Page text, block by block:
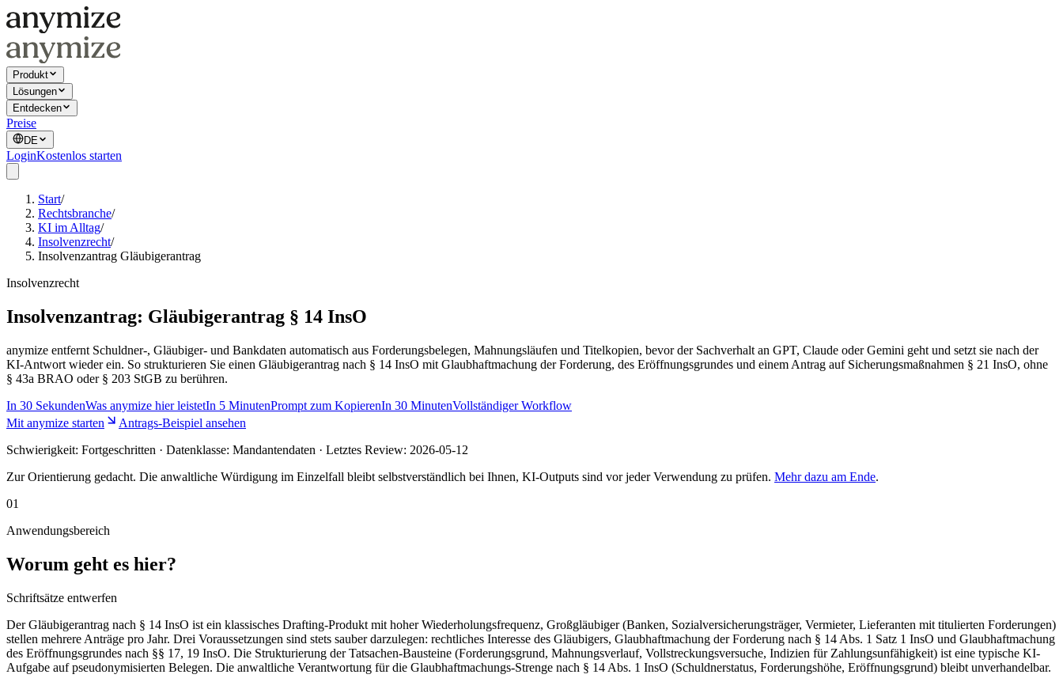
Produkt
Lösungen
Entdecken
Preise
DE
LoginKostenlos starten
Start/
Rechtsbranche/
KI im Alltag/
Insolvenzrecht/
Insolvenzantrag Gläubigerantrag
Insolvenzrecht
Insolvenzantrag: Gläubigerantrag § 14 InsO
anymize entfernt Schuldner-, Gläubiger- und Bankdaten automatisch aus Forderungsbelegen, Mahnungsläufen und Titelkopien, bevor der Sachverhalt an GPT, Claude oder Gemini geht und setzt sie nach der
KI-Antwort wieder ein. So strukturieren Sie einen Gläubigerantrag nach § 14 InsO mit Glaubhaftmachung der Forderung, des Eröffnungsgrundes und einem Antrag auf Sicherungsmaßnahmen § 21 InsO, ohne
§ 43a BRAO oder § 203 StGB zu berühren.
In 30 SekundenWas anymize hier leistetIn 5 MinutenPrompt zum KopierenIn 30 MinutenVollständiger Workflow
Mit anymize starten
Antrags-Beispiel ansehen
Schwierigkeit: Fortgeschritten · Datenklasse: Mandantendaten · Letztes Review: 2026-05-12
Zur Orientierung gedacht. Die anwaltliche Würdigung im Einzelfall bleibt selbstverständlich bei Ihnen, KI-Outputs sind vor jeder Verwendung zu prüfen. Mehr dazu am Ende.
01
Anwendungsbereich
Worum geht es hier?
Schriftsätze entwerfen
Der Gläubigerantrag nach § 14 InsO ist ein klassisches Drafting-Produkt mit hoher Wiederholungsfrequenz, Großgläubiger (Banken, Sozialversicherungsträger, Vermieter, Lieferanten mit titulierten Forderungen)
stellen mehrere Anträge pro Jahr. Drei Voraussetzungen sind stets sauber darzulegen: rechtliches Interesse des Gläubigers, Glaubhaftmachung der Forderung nach § 14 Abs. 1 Satz 1 InsO und Glaubhaftmachung
des Eröffnungsgrundes nach §§ 17, 19 InsO. Die Strukturierung der Tatsachen-Bausteine (Forderungsgrund, Mahnungsverlauf, Vollstreckungsversuche, Indizien für Zahlungsunfähigkeit) ist eine typische KI-
Aufgabe auf pseudonymisierten Belegen. Die anwaltliche Verantwortung für die Glaubhaftmachungs-Strenge nach § 14 Abs. 1 InsO (Schuldnerstatus, Forderungshöhe, Eröffnungsgrund) bleibt unverhandelbar.